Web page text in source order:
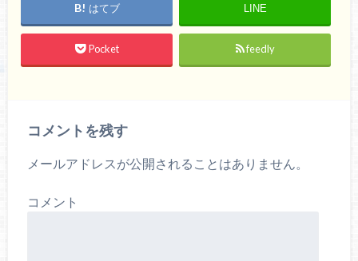
はてブ LINE
Pocket feedly
コメントを残す
メールアドレスが公開されることはありません。
コメント